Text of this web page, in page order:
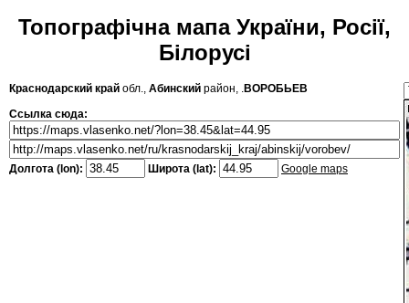
Топографічна мапа України, Росії,
Білорусі
Краснодарский край обл., Абинский район, .ВОРОБЬЕВ
Ссылка сюда:
Долгота (lon): Широта (lat): Google maps